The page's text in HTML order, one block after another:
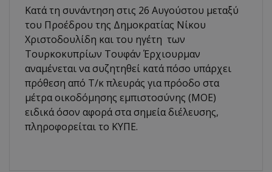
Κατά τη συνάντηση στις 26 Αυγούστου μεταξύ
του Προέδρου της Δημοκρατίας Νίκου
Χριστοδουλίδη και του ηγέτη των
Τουρκοκυπρίων Τουφάν Έρχιουρμαν
αναμένεται να συζητηθεί κατά πόσο υπάρχει
πρόθεση από Τ/κ πλευράς για πρόοδο στα
μέτρα οικοδόμησης εμπιστοσύνης (ΜΟΕ)
ειδικά όσον αφορά στα σημεία διέλευσης,
πληροφορείται το ΚΥΠΕ.